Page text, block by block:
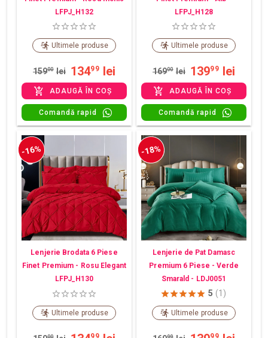
LFPJ_H132
Ultimele produse
15900 lei 13499 lei
ADAUGĂ ÎN COȘ
Comandă rapid
LFPJ_H128
Ultimele produse
16900 lei 13999 lei
ADAUGĂ ÎN COȘ
Comandă rapid
-16%
Lenjerie Brodata 6 Piese
Finet Premium - Rosu Elegant
LFPJ_H130
Ultimele produse
00 99
-18%
Lenjerie de Pat Damasc
Premium 6 Piese - Verde
Smarald - LDJ0051
5 (1)
Ultimele produse
99 99